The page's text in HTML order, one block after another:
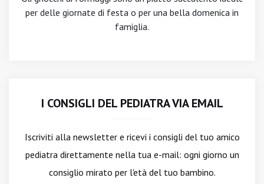
per delle giornate di festa o per una bella domenica in
famiglia.
I CONSIGLI DEL PEDIATRA VIA EMAIL
Iscriviti alla newslettere ricevi i consigli del tuo amico
pediatra direttamente nella tua e-mail: ogni giorno un
consiglio mirato per l'età del tuo bambino.